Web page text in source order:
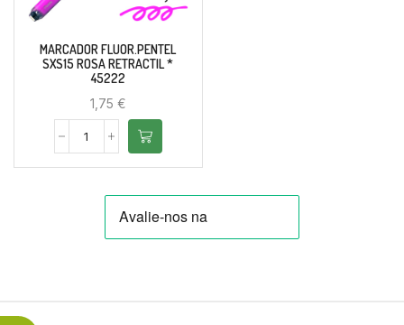
MARCADOR FLUOR.PENTEL
SXS15 ROSA RETRACTIL *
45222
1,75 €